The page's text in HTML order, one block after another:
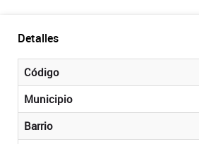
Detalles
Código
Municipio
Barrio